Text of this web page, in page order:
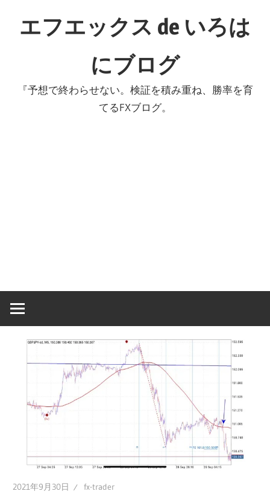
エフエックス de いろは
にブログ
『予想で終わらせない。検証を積み重ね、勝率を育
てるFXブログ。
2021年9月30日 fx-trader